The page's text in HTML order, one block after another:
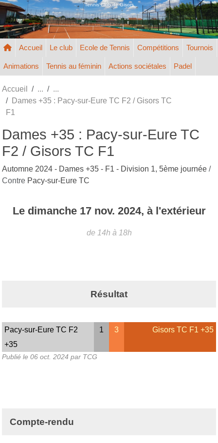
Tennis Club de Gisors
Accueil Le club Ecole de Tennis Compétitions Tournois
Animations Tennis au féminin Actions sociétales Padel
Accueil
Dames +35 : Pacy-sur-Eure TC F2 / Gisors TC
F1
Dames +35 : Pacy-sur-Eure TC
F2 / Gisors TC F1
Automne 2024 - Dames +35 - F1 - Division 1, 5ème journée /
Contre Pacy-sur-Eure TC
Le dimanche 17 nov. 2024, à l'extérieur
de 14h à 18h
Résultat
Pacy-sur-Eure TC F2
+35
1 3 Gisors TC F1 +35
Publié le 06 oct. 2024 par TCG
Compte-rendu
Panneau de gestion des cookies